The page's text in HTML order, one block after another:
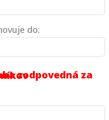
do:
za účastníkov